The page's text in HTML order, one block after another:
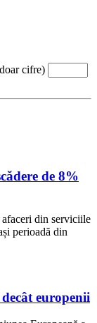
cifre)
de 8%
din serviciile
perioadă din
europenii